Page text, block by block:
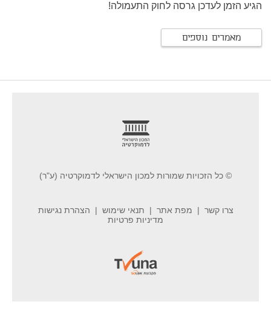
הגיע הזמן לעדכן גרסה לחוק התעמולה!
מאמרים נוספים
© כל הזכויות שמורות למכון הישראלי לדמוקרטיה (ע"ר)
צרו קשר מפת אתר תנאי שימוש
הצהרת נגישות
מדיניות פרטיות